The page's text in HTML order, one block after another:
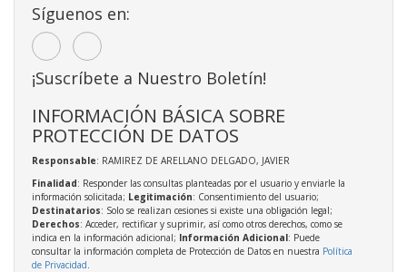
Síguenos en:
¡Suscríbete a Nuestro Boletín!
INFORMACIÓN BÁSICA SOBRE
PROTECCIÓN DE DATOS
Responsable: RAMIREZ DE ARELLANO DELGADO, JAVIER
Finalidad: Responder las consultas planteadas por el usuario y enviarle la
información solicitada; Legitimación: Consentimiento del usuario;
Destinatarios: Solo se realizan cesiones si existe una obligación legal;
Derechos: Acceder, rectificar y suprimir, así como otros derechos, como se
indica en la información adicional; Información Adicional: Puede
consultar la información completa de Protección de Datos en nuestra Política
de Privacidad